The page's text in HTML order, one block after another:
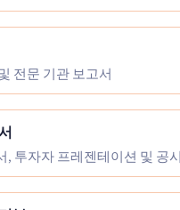
전문 기관 보고서
, 투자자 프레젠테이션 및 공